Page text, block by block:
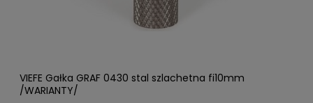
VIEFE Gałka GRAF 0430 stal szlachetna fi10mm
/WARIANTY/